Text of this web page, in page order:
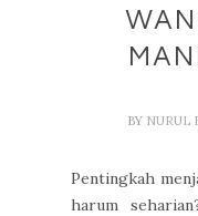
BY NURUL
Pentingkah
harum